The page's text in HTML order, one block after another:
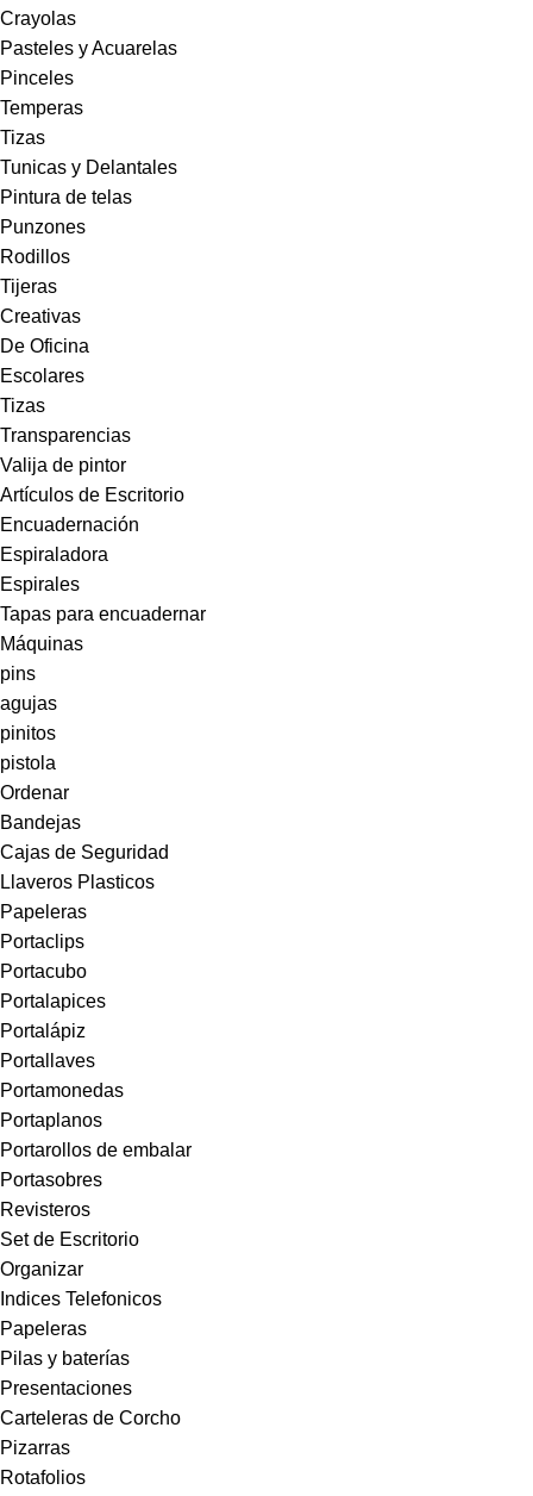
Crayolas
Pasteles y Acuarelas
Pinceles
Temperas
Tizas
Tunicas y Delantales
Pintura de telas
Punzones
Rodillos
Tijeras
Creativas
De Oficina
Escolares
Tizas
Transparencias
Valija de pintor
Artículos de Escritorio
Encuadernación
Espiraladora
Espirales
Tapas para encuadernar
Máquinas
pins
agujas
pinitos
pistola
Ordenar
Bandejas
Cajas de Seguridad
Llaveros Plasticos
Papeleras
Portaclips
Portacubo
Portalapices
Portalápiz
Portallaves
Portamonedas
Portaplanos
Portarollos de embalar
Portasobres
Revisteros
Set de Escritorio
Organizar
Indices Telefonicos
Papeleras
Pilas y baterías
Presentaciones
Carteleras de Corcho
Pizarras
Rotafolios